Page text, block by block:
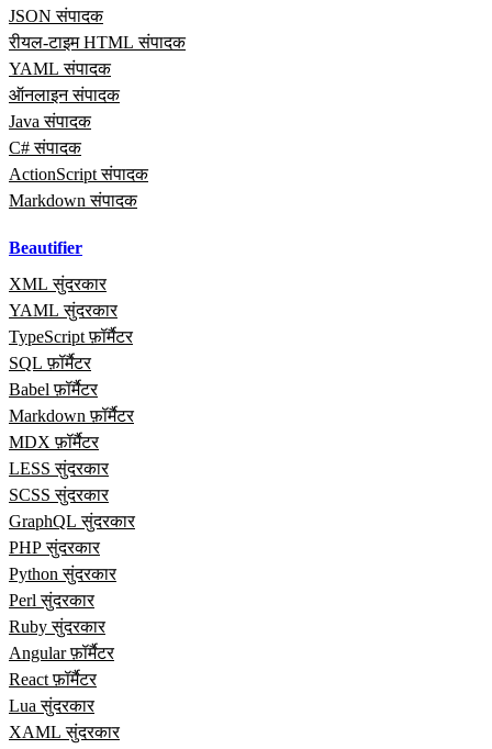
JSON संपादक
रीयल‑टाइम HTML संपादक
YAML संपादक
ऑनलाइन संपादक
Java संपादक
C# संपादक
ActionScript संपादक
Markdown संपादक
Beautifier
XML सुंदरकार
YAML सुंदरकार
TypeScript फ़ॉर्मैटर
SQL फ़ॉर्मैटर
Babel फ़ॉर्मैटर
Markdown फ़ॉर्मैटर
MDX फ़ॉर्मैटर
LESS सुंदरकार
SCSS सुंदरकार
GraphQL सुंदरकार
PHP सुंदरकार
Python सुंदरकार
Perl सुंदरकार
Ruby सुंदरकार
Angular फ़ॉर्मैटर
React फ़ॉर्मैटर
Lua सुंदरकार
XAML सुंदरकार